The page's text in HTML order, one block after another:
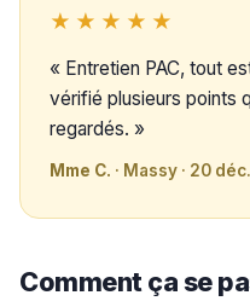
★★★★★
« Entretien PAC, tout
vérifié plusieurs points
regardés. »
Mme C. · Massy · 20 déc.
Comment ça se